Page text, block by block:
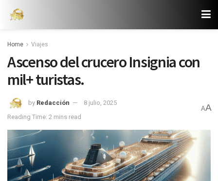
Home Viajes
Ascenso del crucero Insignia con
mil+ turistas.
by Redacción
8 julio, 2025
Reading Time: 2 mins read
AA